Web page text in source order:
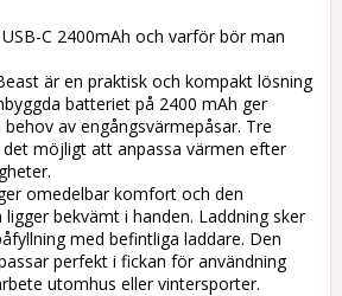
C 2400mAh och varför bör man
är en praktisk och kompakt lösning
batteriet på 2400 mAh ger
av engångsvärmepåsar. Tre
möjligt att anpassa värmen efter
omedelbar komfort och den
bekvämt i handen. Laddning sker
med befintliga laddare. Den
perfekt i fickan för användning
utomhus eller vintersporter.